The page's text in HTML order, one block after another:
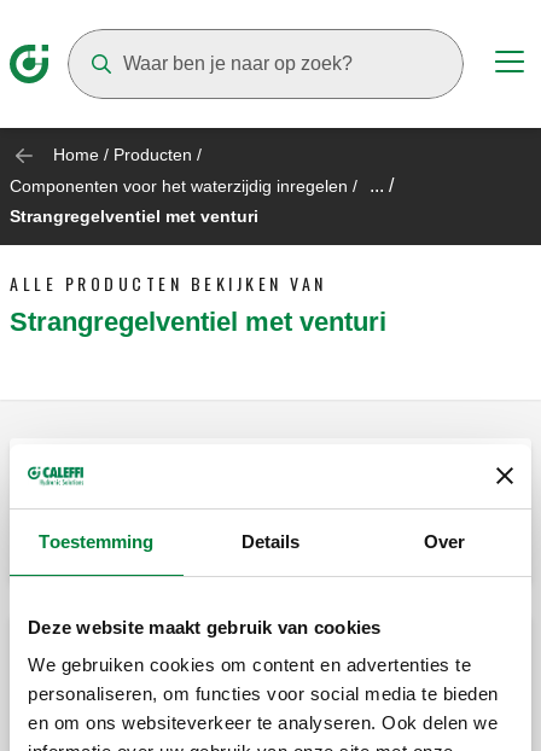
Toestemming Details Over
Deze website maakt gebruik van cookies
We gebruiken cookies om content en advertenties te
personaliseren, om functies voor social media te bieden
en om ons websiteverkeer te analyseren. Ook delen we
Home / Producten /
Componenten voor het waterzijdig inregelen / ... /
Strangregelventiel met venturi
ALLE PRODUCTEN BEKIJKEN VAN
Strangregelventiel met venturi
Voorgevormde isolatie voor
schroefdraadaansluitingen serie 130.